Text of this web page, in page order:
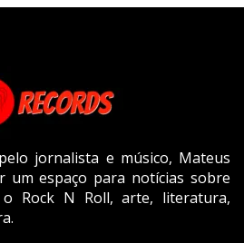
jornalista e músico, Mateus
um espaço para notícias sobre
o Rock N Roll, arte, literatura,